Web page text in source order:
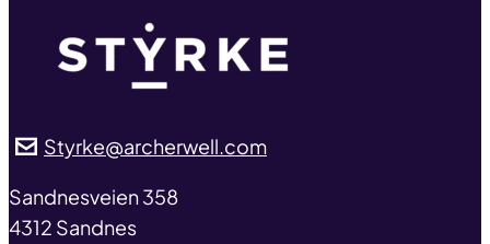
Styrke@archerwell.com
address
Sandnesveien 358
4312 Sandnes